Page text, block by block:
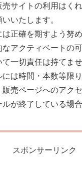
売サイトの利用はく
いたします。
は正確を期すよう努め
なアクティベートの
て一切責任は持てませ
には時間・本数等限
販売ページへのアク
ルが終了している場
スポンサーリンク